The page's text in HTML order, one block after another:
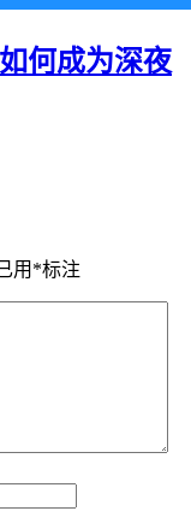
何成为深夜
用 *标注